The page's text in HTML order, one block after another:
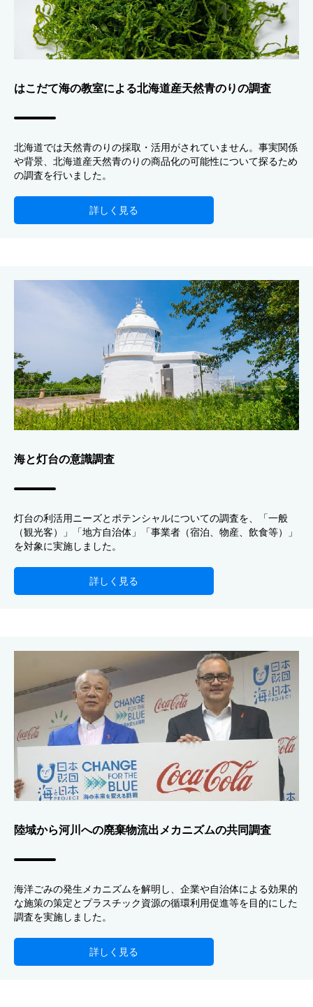
はこだて海の教室による北海道産天然青のりの調査
北海道では天然青のりの採取・活用がされていません。事実関係
や背景、北海道産天然青のりの商品化の可能性について探るため
の調査を行いました。
詳しく見る
海と灯台の意識調査
灯台の利活用ニーズとポテンシャルについての調査を、「一般
（観光客）」「地方自治体」「事業者（宿泊、物産、飲食等）」
を対象に実施しました。
詳しく見る
陸域から河川への廃棄物流出メカニズムの共同調査
海洋ごみの発生メカニズムを解明し、企業や自治体による効果的
な施策の策定とプラスチック資源の循環利用促進等を目的にした
調査を実施しました。
詳しく見る